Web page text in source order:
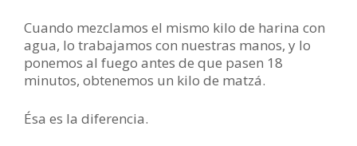
Cuando mezclamos el mismo kilo de harina con
agua, lo trabajamos con nuestras manos, y lo
ponemos al fuego antes de que pasen 18
minutos, obtenemos un kilo de matzá.
Ésa es la diferencia.